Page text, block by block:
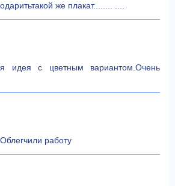
же плакат........ ....
идея с цветным вариантом.Очень
работу